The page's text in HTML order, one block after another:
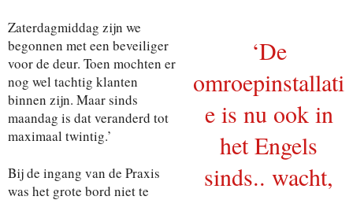
‘De
omroepinstallati
e is nu ook in
het Engels
sinds.. wacht,
Zaterdagmiddag zijn we
begonnen met een beveiliger
voor de deur. Toen mochten er
nog wel tachtig klanten
binnen zijn. Maar sinds
maandag is dat veranderd tot
maximaal twintig.’
Bij de ingang van de Praxis
was het grote bord niet te